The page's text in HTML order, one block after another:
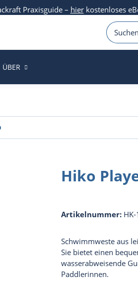
Praxisguide – hierkostenloses
ÜBER
Hiko
Artikelnummer:
Schwimmweste aus
Sie bietet einen
wasserabweisende
Paddlerinnen.